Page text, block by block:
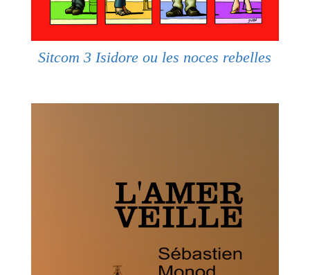
Sitcom 3 Isidore ou les noces rebelles